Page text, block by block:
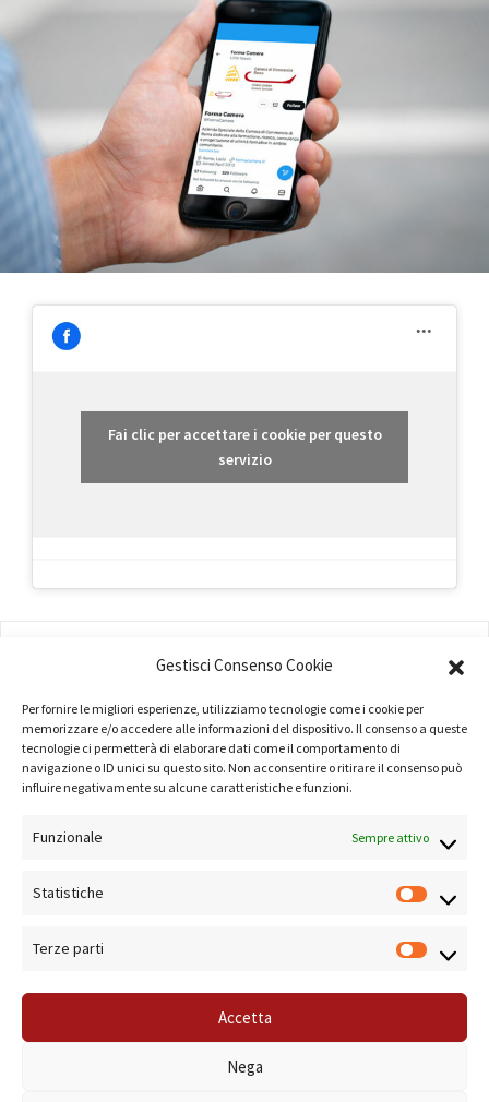
Gestisci Consenso Cookie
Per fornire le migliori esperienze, utilizziamo tecnologie come i cookie per
memorizzare e/o accedere alle informazioni del dispositivo. Il consenso a queste
tecnologie ci permetterà di elaborare dati come il comportamento di
navigazione o ID unici su questo sito. Non acconsentire o ritirare il consenso può
influire negativamente su alcune caratteristiche e funzioni.
Funzionale Sempre attivo
Statistiche
Terze parti
Accetta
Nega
Fai clic per accettare i cookie per questo
servizio
TERMINI E CONDIZIONI
PRIVACY POLICY
Commercio di Roma Sistema di Gestione Qualità Certificato ISO 9001:2000